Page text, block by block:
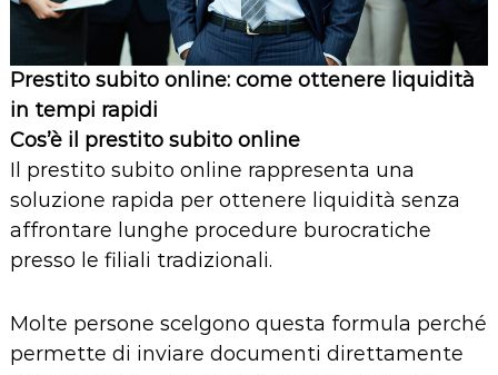
Prestito subito online: come ottenere liquidità
in tempi rapidi
Cos’è il prestito subito online
Il prestito subito online rappresenta una
soluzione rapida per ottenere liquidità senza
affrontare lunghe procedure burocratiche
presso le filiali tradizionali.
Molte persone scelgono questa formula perché
permette di inviare documenti direttamente